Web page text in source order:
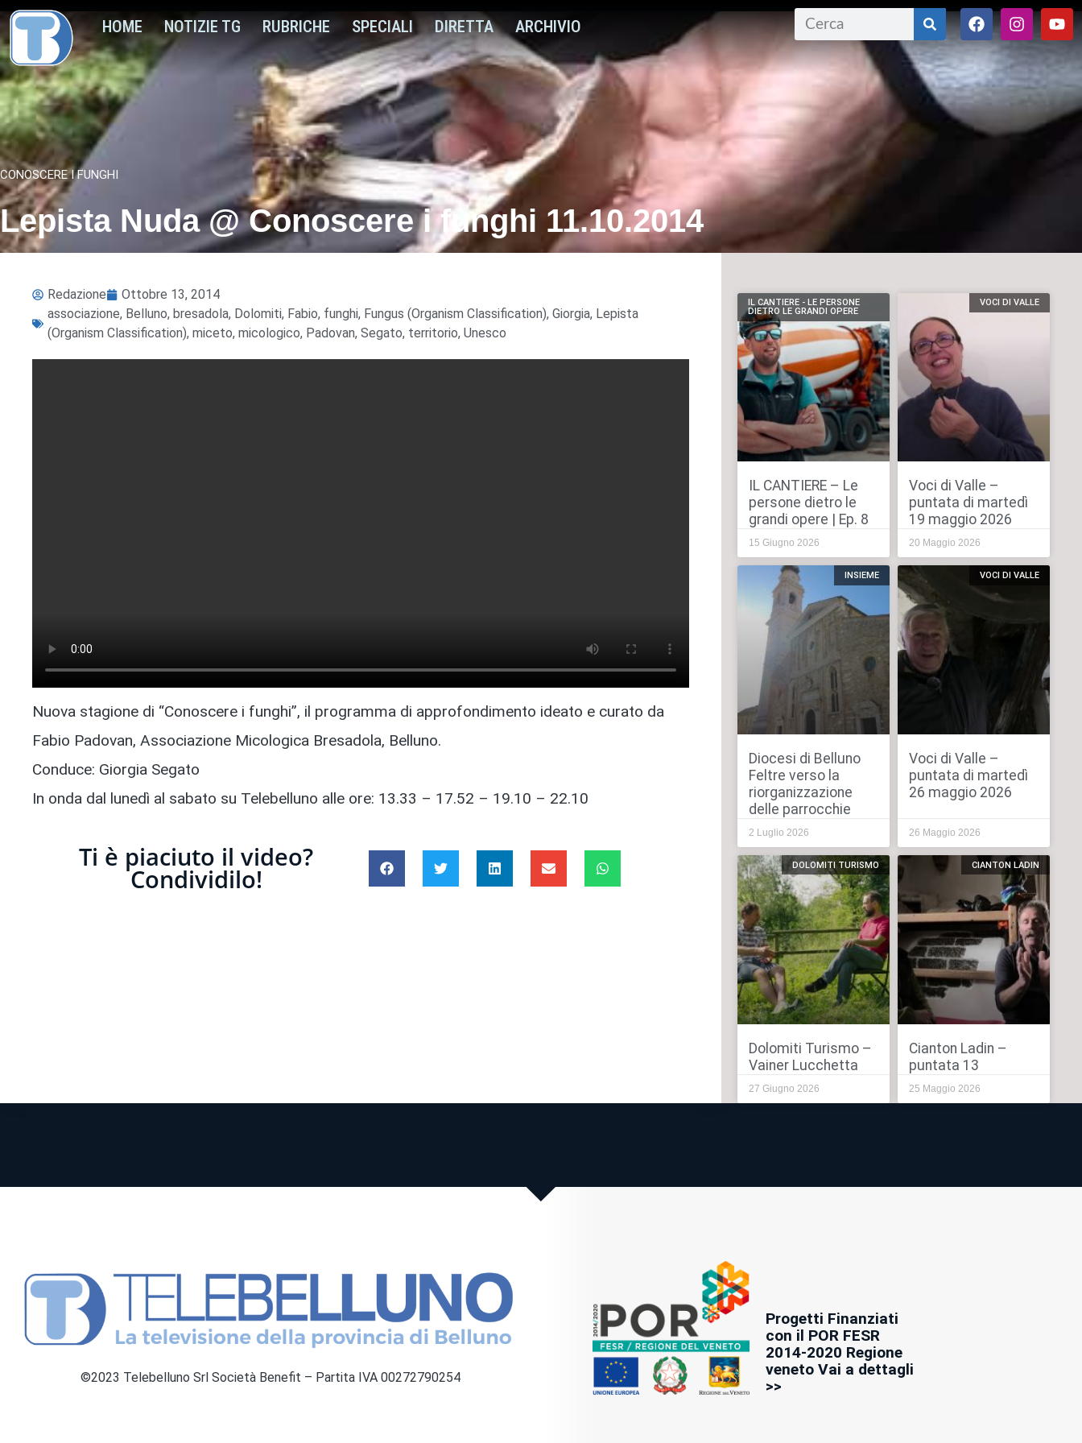
HOME NOTIZIE TG RUBRICHE SPECIALI DIRETTA ARCHIVIO
CONOSCERE I FUNGHI
Lepista Nuda @ Conoscere i funghi 11.10.2014
Redazione
Ottobre 13, 2014
associazione, Belluno, bresadola, Dolomiti, Fabio, funghi, Fungus (Organism Classification), Giorgia, Lepista
(Organism Classification), miceto, micologico, Padovan, Segato, territorio, Unesco
Nuova stagione di “Conoscere i funghi”, il programma di approfondimento ideato e curato da
Fabio Padovan, Associazione Micologica Bresadola, Belluno.
Conduce: Giorgia Segato
In onda dal lunedì al sabato su Telebelluno alle ore: 13.33 – 17.52 – 19.10 – 22.10
Ti è piaciuto il video?
Condividilo!
IL CANTIERE - LE PERSONE
DIETRO LE GRANDI OPERE
IL CANTIERE – Le
persone dietro le
grandi opere | Ep. 8
15 Giugno 2026
VOCI DI VALLE
Voci di Valle –
puntata di martedì
19 maggio 2026
20 Maggio 2026
INSIEME
Diocesi di Belluno
Feltre verso la
riorganizzazione
delle parrocchie
2 Luglio 2026
VOCI DI VALLE
Voci di Valle –
puntata di martedì
26 maggio 2026
26 Maggio 2026
DOLOMITI TURISMO
Dolomiti Turismo –
Vainer Lucchetta
27 Giugno 2026
CIANTON LADIN
Cianton Ladin –
puntata 13
25 Maggio 2026
©2023 Telebelluno Srl Società Benefit – Partita IVA 00272790254
Progetti Finanziati
con il POR FESR
2014-2020 Regione
veneto Vai a dettagli
>>